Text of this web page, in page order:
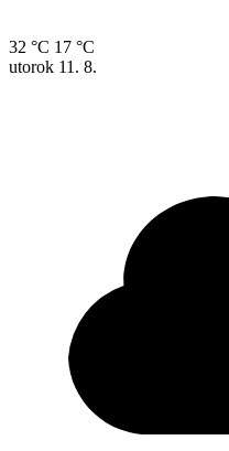
32 °C 17 °C
utorok 11. 8.